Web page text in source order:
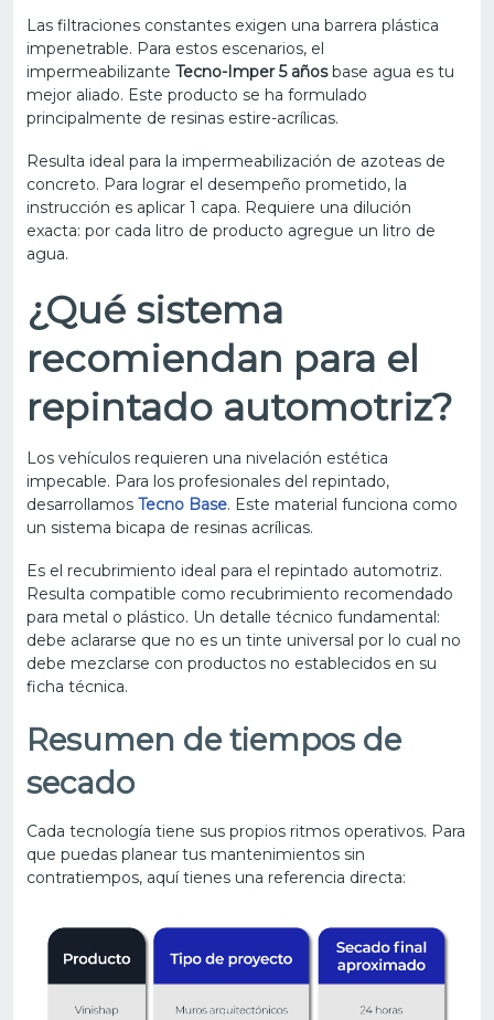
Las filtraciones constantes exigen una barrera plástica
impenetrable. Para estos escenarios, el
impermeabilizante Tecno-Imper 5 añosbase agua es tu
mejor aliado. Este producto se ha formulado
principalmente de resinas estire-acrílicas.
Resulta ideal para la impermeabilización de azoteas de
concreto. Para lograr el desempeño prometido, la
instrucción es aplicar 1 capa. Requiere una dilución
exacta: por cada litro de producto agregue un litro de
agua.
¿Qué sistema
recomiendan para el
repintado automotriz?
Los vehículos requieren una nivelación estética
impecable. Para los profesionales del repintado,
desarrollamos Tecno Base. Este material funciona como
un sistema bicapa de resinas acrílicas.
Es el recubrimiento ideal para el repintado automotriz.
Resulta compatible como recubrimiento recomendado
para metal o plástico. Un detalle técnico fundamental:
debe aclararse que no es un tinte universal por lo cual no
debe mezclarse con productos no establecidos en su
ficha técnica.
Resumen de tiempos de
secado
Cada tecnología tiene sus propios ritmos operativos. Para
que puedas planear tus mantenimientos sin
contratiempos, aquí tienes una referencia directa: